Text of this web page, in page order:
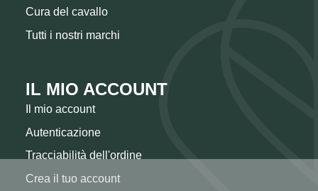
Cura del cavallo
Tutti i nostri marchi
IL MIO ACCOUNT
Il mio account
Autenticazione
Tracciabilità dell'ordine
Crea il tuo account